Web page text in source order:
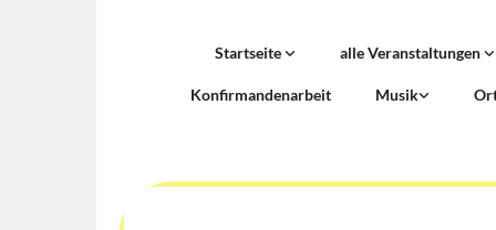
Startseite alle Veranstaltungen
Konfirmandenarbeit Musik